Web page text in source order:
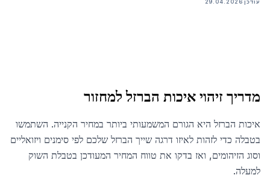
עודכן 29.04.2026
מדריך זיהוי איכות הברזל למחזור
איכות הברזל היא הגורם המשמעותי ביותר במחיר הקנייה. השתמשו
בטבלה כדי לזהות לאיזו דרגה שייך הברזל שלכם לפי סימנים ויזואליים
וסוג הזיהומים, ואז בדקו את טווח המחיר המעודכן בטבלת השוק
למעלה.